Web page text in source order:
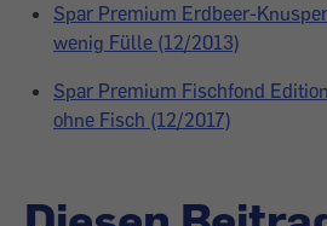
Spar Premium Erdbeer-
wenig Fülle (12/2013)
Spar Premium Fischfond
ohne Fisch (12/2017)